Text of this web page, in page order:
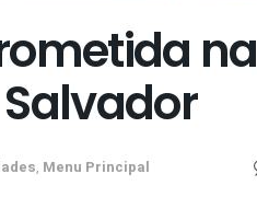
na
, Menu Principal